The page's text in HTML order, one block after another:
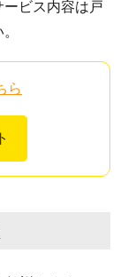
ービス内容は戸
ら